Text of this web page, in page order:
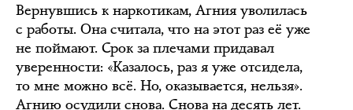
Вернувшись к наркотикам, Агния уволилась
с работы. Она считала, что на этот раз её уже
не поймают. Срок за плечами придавал
уверенности: «Казалось, раз я уже отсидела,
то мне можно всё. Но, оказывается, нельзя».
Агнию осудили снова. Снова на десять лет.